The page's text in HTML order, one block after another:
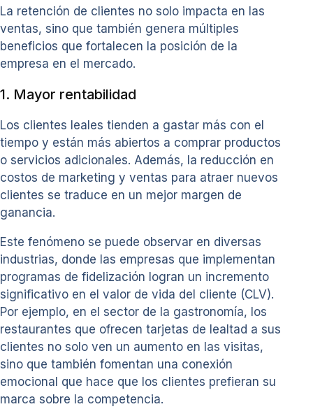
La retención de clientes no solo impacta en las
ventas, sino que también genera múltiples
beneficios que fortalecen la posición de la
empresa en el mercado.
1. Mayor rentabilidad
Los clientes leales tienden a gastar más con el
tiempo y están más abiertos a comprar productos
o servicios adicionales. Además, la reducción en
costos de marketing y ventas para atraer nuevos
clientes se traduce en un mejor margen de
ganancia.
Este fenómeno se puede observar en diversas
industrias, donde las empresas que implementan
programas de fidelización logran un incremento
significativo en el valor de vida del cliente (CLV).
Por ejemplo, en el sector de la gastronomía, los
restaurantes que ofrecen tarjetas de lealtad a sus
clientes no solo ven un aumento en las visitas,
sino que también fomentan una conexión
emocional que hace que los clientes prefieran su
marca sobre la competencia.